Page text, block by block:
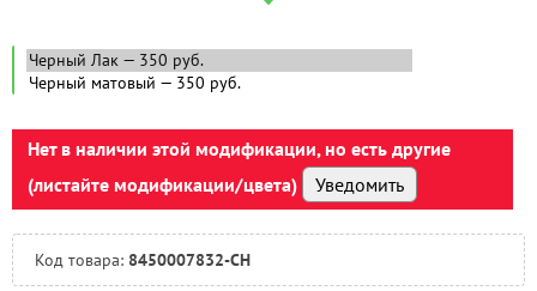
Нальчик:
Самара:
Под заказ
Тверь:
Челябинск:
Под заказ
Нет в наличии этой модификации, но есть другие
(листайте модификации/цвета)
Уведомить
Код товара: 8450007832-СН